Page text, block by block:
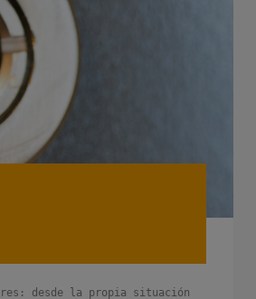
desde la propia situación